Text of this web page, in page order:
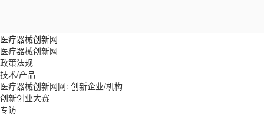
医疗器械创新网
医疗器械创新网
政策法规
技术/产品
医疗器械创新网网: 创新企业/机构
创新创业大赛
专访